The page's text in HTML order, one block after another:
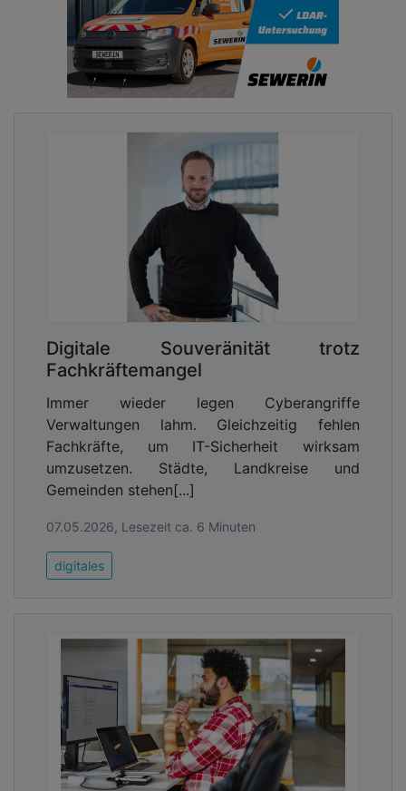
Digitale Souveränität trotz
Fachkräftemangel
Immer wieder legen Cyberangriffe
Verwaltungen lahm. Gleichzeitig fehlen
Fachkräfte, um IT-Sicherheit wirksam
umzusetzen. Städte, Landkreise und
Gemeinden stehen[...]
07.05.2026, Lesezeit ca. 6 Minuten
digitales